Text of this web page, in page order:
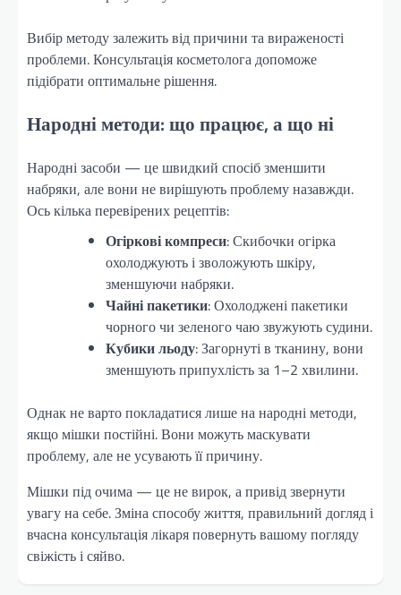
Вибір методу залежить від причини та вираженості
проблеми. Консультація косметолога допоможе
підібрати оптимальне рішення.
Народні методи: що працює, а що ні
Народні засоби — це швидкий спосіб зменшити
набряки, але вони не вирішують проблему назавжди.
Ось кілька перевірених рецептів:
Огіркові компреси: Скибочки огірка
охолоджують і зволожують шкіру,
зменшуючи набряки.
Чайні пакетики: Охолоджені пакетики
чорного чи зеленого чаю звужують судини.
Кубики льоду: Загорнуті в тканину, вони
зменшують припухлість за 1–2 хвилини.
Однак не варто покладатися лише на народні методи,
якщо мішки постійні. Вони можуть маскувати
проблему, але не усувають її причину.
Мішки під очима — це не вирок, а привід звернути
увагу на себе. Зміна способу життя, правильний догляд і
вчасна консультація лікаря повернуть вашому погляду
свіжість і сяйво.